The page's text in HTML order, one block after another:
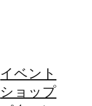
イベント
ショップ